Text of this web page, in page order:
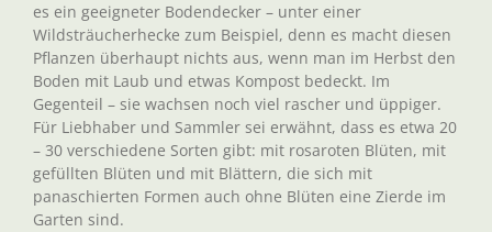
es ein geeigneter Bodendecker – unter einer
Wildsträucherhecke zum Beispiel, denn es macht diesen
Pflanzen überhaupt nichts aus, wenn man im Herbst den
Boden mit Laub und etwas Kompost bedeckt. Im
Gegenteil – sie wachsen noch viel rascher und üppiger.
Für Liebhaber und Sammler sei erwähnt, dass es etwa 20
– 30 verschiedene Sorten gibt: mit rosaroten Blüten, mit
gefüllten Blüten und mit Blättern, die sich mit
panaschierten Formen auch ohne Blüten eine Zierde im
Garten sind.